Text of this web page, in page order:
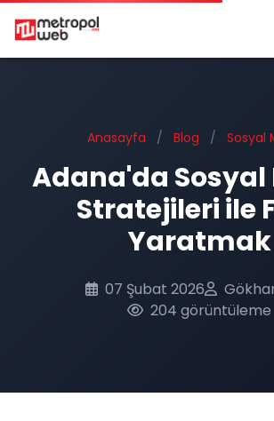
Ana içeriğe geç
Anasayfa / Blog / Sosyal
Adana'da Sosyal
Stratejileri ile
Yaratmak
07 Şubat 2026
204 görüntüleme